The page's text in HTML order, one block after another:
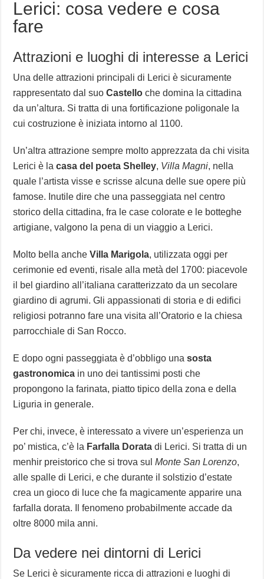
Lerici: cosa vedere e cosa
fare
Attrazioni e luoghi di interesse a Lerici
Una delle attrazioni principali di Lerici è sicuramente
rappresentato dal suoCastello che domina la cittadina
da un’altura. Si tratta di una fortificazione poligonale la
cui costruzione è iniziata intorno al 1100.
Un’altra attrazione sempre molto apprezzata da chi visita
Lerici è lacasa del poeta Shelley, Villa Magni, nella
quale l’artista visse e scrisse alcuna delle sue opere più
famose. Inutile dire che una passeggiata nel centro
storico della cittadina, fra le case colorate e le botteghe
artigiane, valgono la pena di un viaggio a Lerici.
Molto bella ancheVilla Marigola, utilizzata oggi per
cerimonie ed eventi, risale alla metà del 1700: piacevole
il bel giardino all’italiana caratterizzato da un secolare
giardino di agrumi. Gli appassionati di storia e di edifici
religiosi potranno fare una visita all’Oratorio e la chiesa
parrocchiale di San Rocco.
E dopo ogni passeggiata è d’obbligo unasosta
gastronomica in uno dei tantissimi posti che
propongono la farinata, piatto tipico della zona e della
Liguria in generale.
Per chi, invece, è interessato a vivere un’esperienza un
po’ mistica, c’è la Farfalla Dorata di Lerici. Si tratta di un
menhir preistorico che si trova sulMonte San Lorenzo,
alle spalle di Lerici, e che durante il solstizio d’estate
crea un gioco di luce che fa magicamente apparire una
farfalla dorata. Il fenomeno probabilmente accade da
oltre 8000 mila anni.
Da vedere nei dintorni di Lerici
Se Lerici è sicuramente ricca di attrazioni e luoghi di